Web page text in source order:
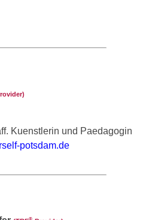
Kuenstlerin und Paedagogin
potsdam.de